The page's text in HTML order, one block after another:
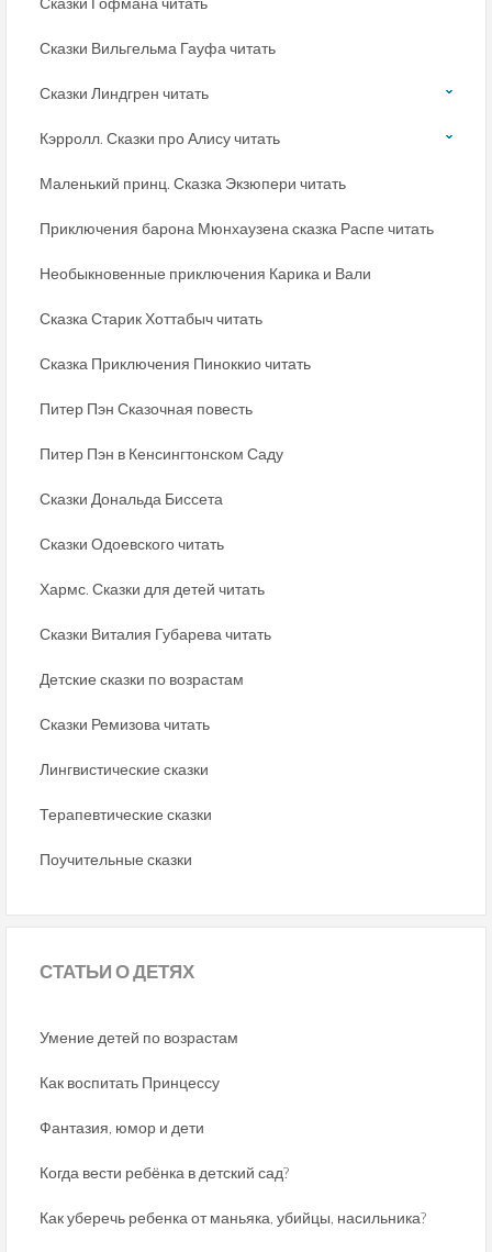
Сказки Вильгельма Гауфа читать
Сказки Линдгрен читать
Кэрролл. Сказки про Алису читать
Маленький принц. Сказка Экзюпери читать
Приключения барона Мюнхаузена сказка Распе читать
Необыкновенные приключения Карика и Вали
Сказка Старик Хоттабыч читать
Сказка Приключения Пиноккио читать
Питер Пэн Сказочная повесть
Питер Пэн в Кенсингтонском Саду
Сказки Дональда Биссета
Сказки Одоевского читать
Хармс. Сказки для детей читать
Сказки Виталия Губарева читать
Детские сказки по возрастам
Сказки Ремизова читать
Лингвистические сказки
Терапевтические сказки
Поучительные сказки
СТАТЬИО ДЕТЯХ
Умение детей по возрастам
Как воспитать Принцессу
Фантазия, юмор и дети
Когда вести ребёнка в детский сад?
Как уберечь ребенка от маньяка, убийцы, насильника?